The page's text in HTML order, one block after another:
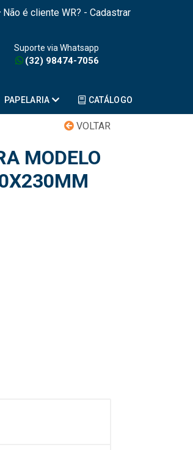
Não é cliente WR? - Cadastrar
Suporte via Whatsapp
(32) 98474-7056
PAPELARIA CATÁLOGO
VOLTAR
MODELO